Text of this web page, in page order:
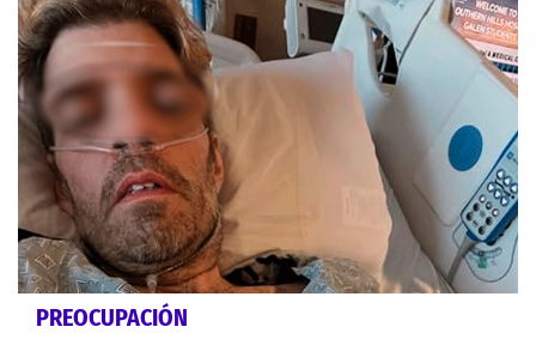
PREOCUPACIÓN